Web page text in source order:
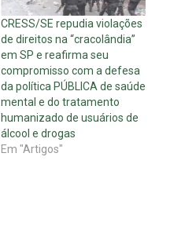
CRESS/SE repudia violações
de direitos na “cracolândia”
em SP e reafirma seu
compromisso com a defesa
da política PÚBLICA de saúde
mental e do tratamento
humanizado de usuários de
álcool e drogas
Em "Artigos"